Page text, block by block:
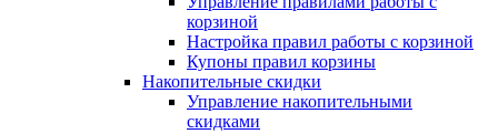
корзиной
Настройка правил работы с корзиной
Купоны правил корзины
Накопительные скидки
Управление накопительными
скидками